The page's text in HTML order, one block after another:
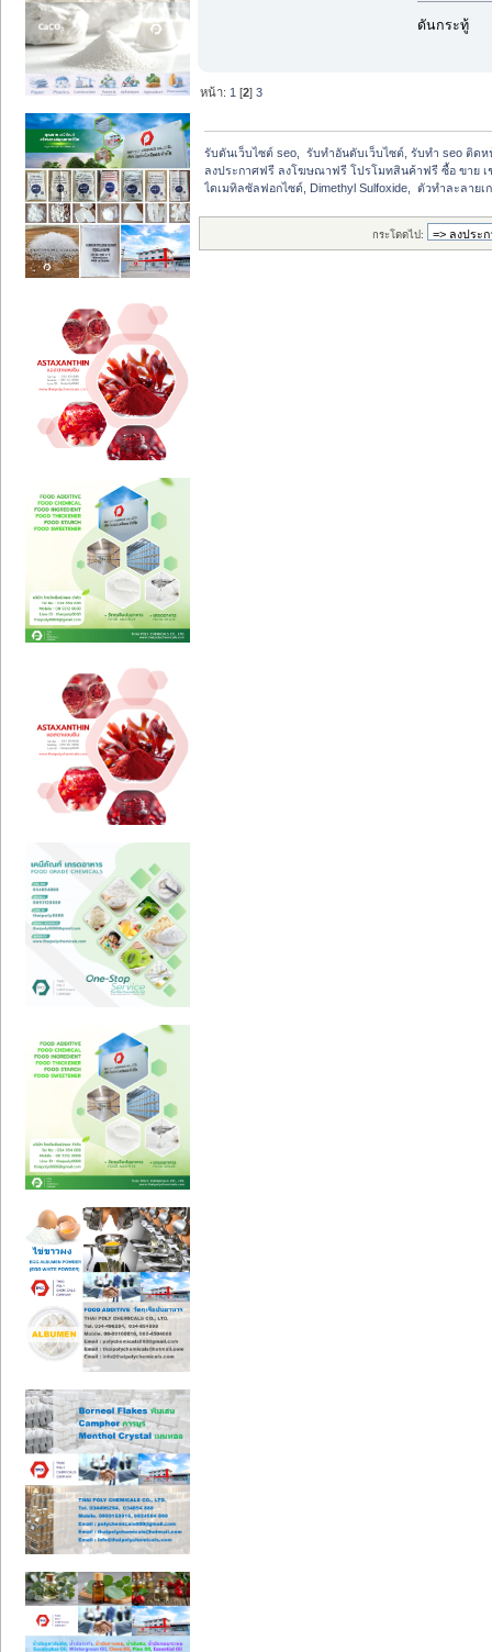
ดันกระทู้
หน้า: 1 [2]3
รับดันเว็บไซต์ seo,  รับทำอันดับเว็บไซต์, รับทำ seo ติดห
ลงประกาศฟรี ลงโฆษณาฟรี โปรโมทสินค้าฟรี ซื้อ ขาย เ
ไดเมทิลซัลฟอกไซด์, Dimethyl Sulfoxide,  ตัวทำละลายเ
กระโดดไป: